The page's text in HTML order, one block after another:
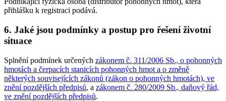
přihlášku k registraci podává.
6. Jaké jsou podmínky a postup pro řešení životní
situace
Splnění podmínek určených zákonem č. 311/2006 Sb., o pohonných
hmotách a čerpacích stanicích pohonných hmot a o změně
některých souvisejících zákonů (zákon o pohonných hmotách), ve
znění pozdějších předpisů, a zákonem č. 280/2009 Sb., daňový řád,
ve znění pozdějších předpisů.